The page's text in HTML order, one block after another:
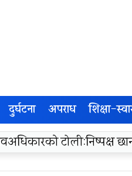
दुर्घटना अपराध शिक्षा-
१०५ विपन्न